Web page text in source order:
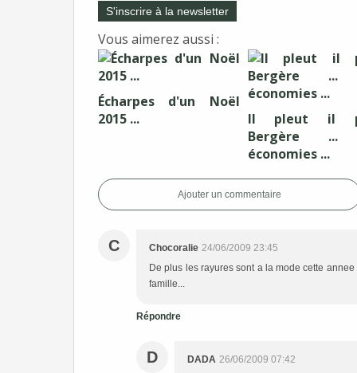
S'inscrire à la newsletter
Vous aimerez aussi :
Écharpes d'un Noël
2015 ...
Il pleut il
Bergère ...
économies ...
Ajouter un commentaire
C Chocoralie 24/06/2009 23:45
De plus les rayures sont a la mode cette
famille...
Répondre
D DADA 26/06/2009 07:42